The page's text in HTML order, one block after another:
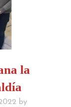
la
by